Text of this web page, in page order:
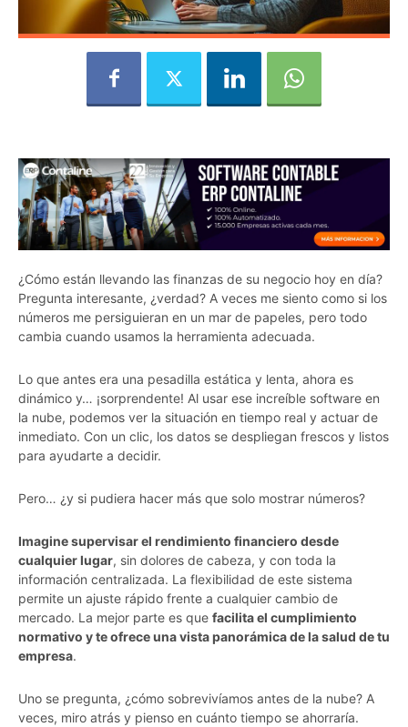
¿Cómo están llevando las finanzas de su negocio hoy en día?
Pregunta interesante, ¿verdad? A veces me siento como si los
números me persiguieran en un mar de papeles, pero todo
cambia cuando usamos la herramienta adecuada.
Lo que antes era una pesadilla estática y lenta, ahora es
dinámico y… ¡sorprendente! Al usar ese increíble software en
la nube, podemos ver la situación en tiempo real y actuar de
inmediato. Con un clic, los datos se despliegan frescos y listos
para ayudarte a decidir.
Pero… ¿y si pudiera hacer más que solo mostrar números?
Imagine supervisar el rendimiento financiero desde
cualquier lugar, sin dolores de cabeza, y con toda la
información centralizada. La flexibilidad de este sistema
permite un ajuste rápido frente a cualquier cambio de
mercado. La mejor parte es que facilita el cumplimiento
normativo y te ofrece una vista panorámica de la salud de tu
empresa.
Uno se pregunta, ¿cómo sobrevivíamos antes de la nube? A
veces, miro atrás y pienso en cuánto tiempo se ahorraría.